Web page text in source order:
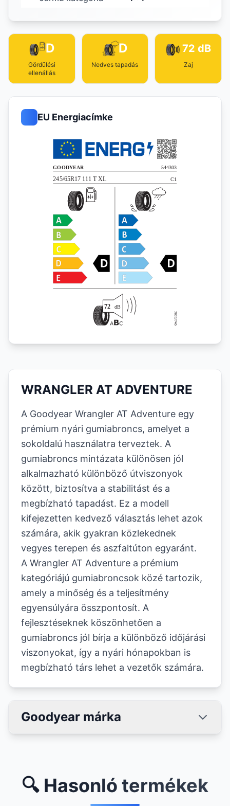
D
Gördülési
ellenállás
D
Nedves tapadás
72 dB
Zaj
EU Energiacímke
WRANGLER AT ADVENTURE
A Goodyear Wrangler AT Adventure egy
prémium nyári gumiabroncs, amelyet a
sokoldalú használatra terveztek. A
gumiabroncs mintázata különösen jól
alkalmazható különböző útviszonyok
között, biztosítva a stabilitást és a
megbízható tapadást. Ez a modell
kifejezetten kedvező választás lehet azok
számára, akik gyakran közlekednek
vegyes terepen és aszfaltúton egyaránt.
A Wrangler AT Adventure a prémium
kategóriájú gumiabroncsok közé tartozik,
amely a minőség és a teljesítmény
egyensúlyára összpontosít. A
fejlesztéseknek köszönhetően a
gumiabroncs jól bírja a különböző időjárási
viszonyokat, így a nyári hónapokban is
megbízható társ lehet a vezetők számára.
Goodyear márka
🔍 Hasonló termékek